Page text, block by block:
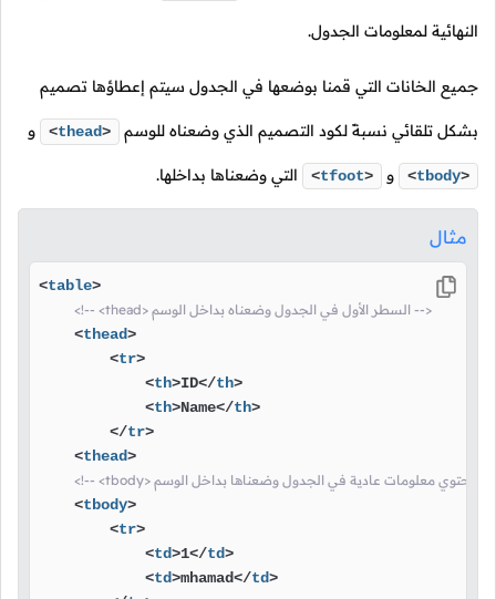
النهائية لمعلومات الجدول.
جميع الخانات التي قمنا بوضعها في الجدول سيتم إعطاؤها تصميم
بشكل تلقائي نسبةً لكود التصميم الذي وضعناه للوسم <thead> و
<tbody> و <tfoot> التي وضعناها بداخلها.
مثال
<table>
<!-- <thead> السطر الأول في الجدول وضعناه بداخل الوسم -->
<thead>
<tr>
<th>ID</th>
<th>Name</th>
</tr>
<thead>
<tbody>
<tr>
<td>1</td>
<td>mhamad</td>